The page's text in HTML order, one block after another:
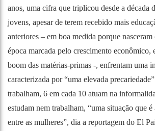
anos, uma cifra que triplicou desde a década
jovens, apesar de terem recebido mais
anteriores – em boa medida porque nasceram
época marcada pelo crescimento econômico,
boom das matérias-primas -, enfrentam uma
caracterizada por “uma elevada
trabalham, 6 em cada 10 atuam na
estudam nem trabalham, “uma situação que
entre as mulheres”, dia a reportagem do El